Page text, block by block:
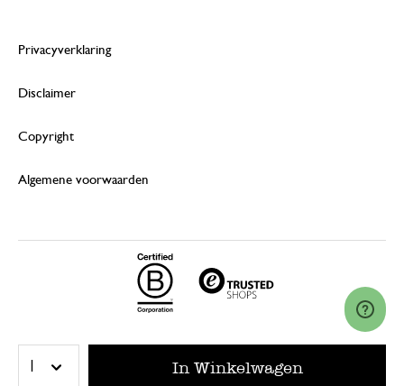
In Winkelwagen
Privacyverklaring
Disclaimer
Copyright
Algemene voorwaarden
© 2026 Dille & Kamille (Nederland) B.V.